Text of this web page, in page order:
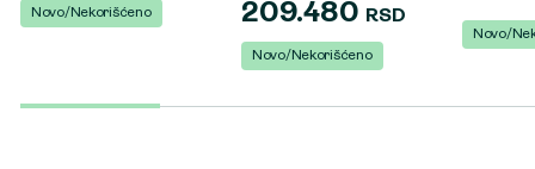
Novo/Nekorišćeno 209.480 RSD
Novo/Nekorišćeno
Novo/